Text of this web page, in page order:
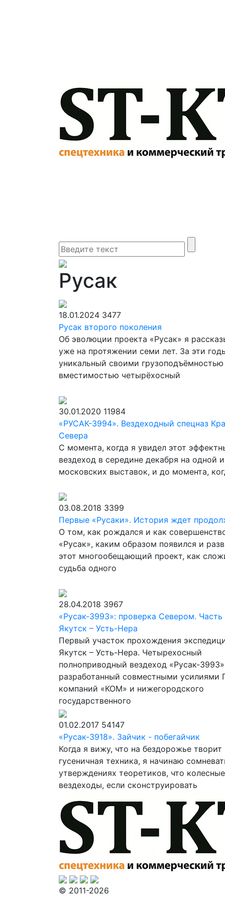
Русак
18.01.2024 3477
Русак второго поколения
Об эволюции проекта «Русак» я
уже на протяжении семи лет. За эти
уникальный своими
вместимостью четырёхосный
30.01.2020 11984
«РУСАК-3994». Вездеходный спецназ
Севера
С момента, когда я увидел этот
вездеход в середине декабря на одной
московских выставок, и до момента,
03.08.2018 3399
Первые «Русаки». История ждет
О том, как рождался и как
«Русак», каким образом появился и
этот многообещающий проект, как
судьба одного
28.04.2018 3967
«Русак-3993»: проверка Севером. Часть
Якутск – Усть-Нера
Первый участок прохождения
Якутск – Усть-Нера. Четырехосный
полноприводный вездеход «Русак-
разработанный совместными усилиями
компаний «КОМ» и нижегородского
государственного
01.02.2017 54147
«Русак-3918». Зайчик - побегайчик
Когда я вижу, что на бездорожье творит
гусеничная техника, я начинаю
утверждениях теоретиков, что колесные
вездеходы, если сконструировать
© 2011-2026